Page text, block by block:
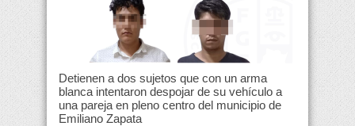
Detienen a dos sujetos que con un arma
blanca intentaron despojar de su vehículo a
una pareja en pleno centro del municipio de
Emiliano Zapata